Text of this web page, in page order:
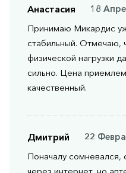
Анастасия
18
Принимаю Микардис
стабильный. Отмечаю,
физической нагрузки
сильно. Цена
качественный.
Дмитрий
22
Поначалу сомневался,
через интернет, но